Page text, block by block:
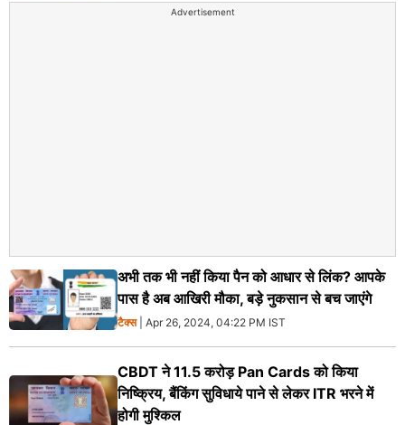
Advertisement
अभी तक भी नहीं किया पैन को आधार से लिंक? आपके
पास है अब आखिरी मौका, बड़े नुकसान से बच जाएंगे
टैक्स| Apr 26, 2024, 04:22 PM IST
CBDT ने 11.5 करोड़ Pan Cards को किया
निष्क्रिय, बैंकिंग सुविधाये पाने से लेकर ITR भरने में
होगी मुश्किल